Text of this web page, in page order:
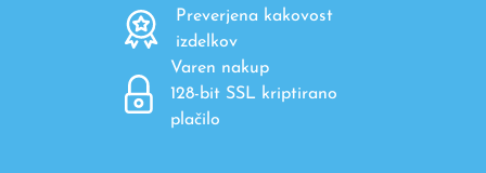
Preverjena kakovost
izdelkov
Varen nakup
128-bit SSL kriptirano
plačilo